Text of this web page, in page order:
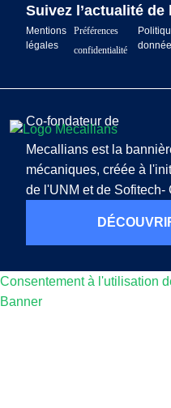
Suivez l’actualité de
Mentions
légales
Préférences
confidentialité
Co-fondateur de
Mecallians est la
mécaniques, créée à
de l'UNM et de Sofitech-
Consentement à l'utilisation
Banner